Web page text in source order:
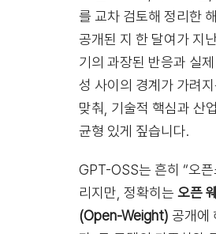
를 교차 검토해 정리한
공개된 지 한 달여가 지
기의 과장된 반응과 실
성 사이의 경계가 가려
맞춰, 기술적 핵심과 산
균형 있게 짚습니다.
GPT-OSS는 흔히 “오픈
리지만, 정확히는 오픈
(Open-Weight) 공개에